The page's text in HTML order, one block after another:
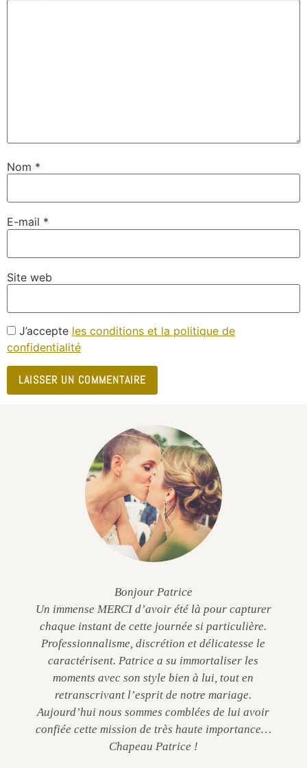
Nom *
E-mail *
Site web
J’accepte les conditions et la politique de
confidentialité
Bonjour Patrice
Un immense MERCI d’avoir été là pour capturer
chaque instant de cette journée si particulière.
Professionnalisme, discrétion et délicatesse le
caractérisent. Patrice a su immortaliser les
moments avec son style bien à lui, tout en
retranscrivant l’esprit de notre mariage.
Aujourd’hui nous sommes comblées de lui avoir
confiée cette mission de très haute importance…
Chapeau Patrice !